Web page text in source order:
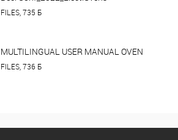
Proofer_Apach.pdf
FILES, 735 Б
MULTILINGUAL USER MANUAL OVEN
AD RANGE DIGITAL AND MECHANICAL
FILES, 736 Б